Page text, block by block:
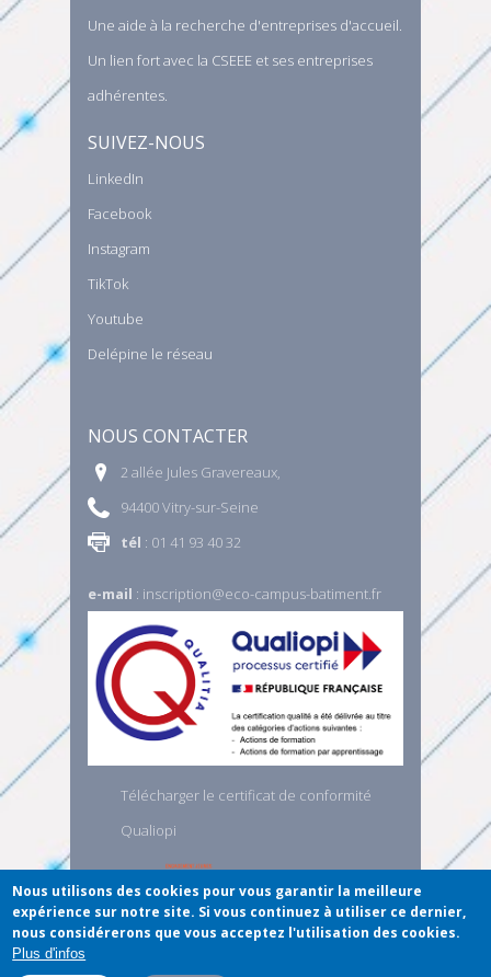
Une aide à la recherche d'entreprises d'accueil.
Un lien fort avec la CSEEE et ses entreprises
adhérentes.
SUIVEZ-NOUS
LinkedIn
Facebook
Instagram
TikTok
Youtube
Delépine le réseau
NOUS CONTACTER
2 allée Jules Gravereaux,
94400 Vitry-sur-Seine
tél : 01 41 93 40 32
e-mail : inscription@eco-campus-batiment.fr
Télécharger le certificat de conformité
Qualiopi
Nous utilisons des cookies pour vous garantir la meilleure
expérience sur notre site. Si vous continuez à utiliser ce dernier,
nous considérerons que vous acceptez l'utilisation des cookies.
Plus d'infos